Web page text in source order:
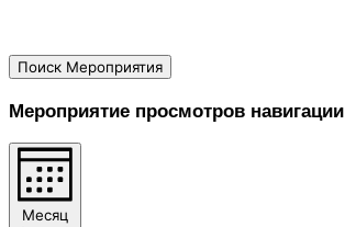
Поиск Мероприятия
Мероприятие просмотров навигации
Месяц